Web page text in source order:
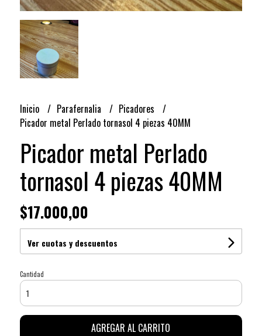
Inicio Parafernalia
Picadores
Picador metal Perlado tornasol 4 piezas 40MM
Picador metal Perlado
tornasol 4 piezas 40MM
$17.000,00
Ver cuotas y descuentos
Cantidad
AGREGAR AL CARRITO